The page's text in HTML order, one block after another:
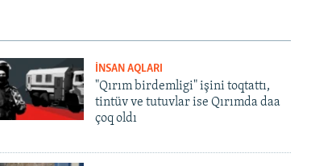
İNSAN AQLARI
"Qırım birdemligi" işini toqtattı,
tintüv ve tutuvlar ise Qırımda daa
çoq oldı